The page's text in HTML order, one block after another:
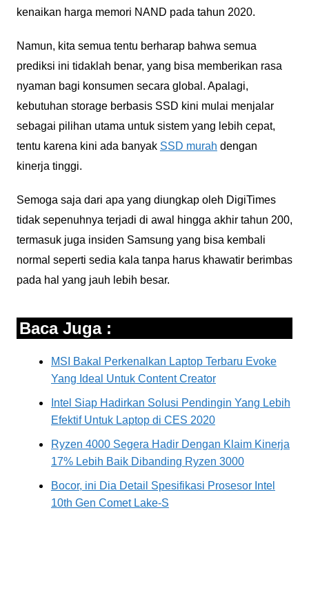
kenaikan harga memori NAND pada tahun 2020.
Namun, kita semua tentu berharap bahwa semua
prediksi ini tidaklah benar, yang bisa memberikan rasa
nyaman bagi konsumen secara global. Apalagi,
kebutuhan storage berbasis SSD kini mulai menjalar
sebagai pilihan utama untuk sistem yang lebih cepat,
tentu karena kini ada banyak SSD murah dengan
kinerja tinggi.
Semoga saja dari apa yang diungkap oleh DigiTimes
tidak sepenuhnya terjadi di awal hingga akhir tahun 200,
termasuk juga insiden Samsung yang bisa kembali
normal seperti sedia kala tanpa harus khawatir berimbas
pada hal yang jauh lebih besar.
Baca Juga :
MSI Bakal Perkenalkan Laptop Terbaru Evoke
Yang Ideal Untuk Content Creator
Intel Siap Hadirkan Solusi Pendingin Yang Lebih
Efektif Untuk Laptop di CES 2020
Ryzen 4000 Segera Hadir Dengan Klaim Kinerja
17% Lebih Baik Dibanding Ryzen 3000
Bocor, ini Dia Detail Spesifikasi Prosesor Intel
10th Gen Comet Lake-S